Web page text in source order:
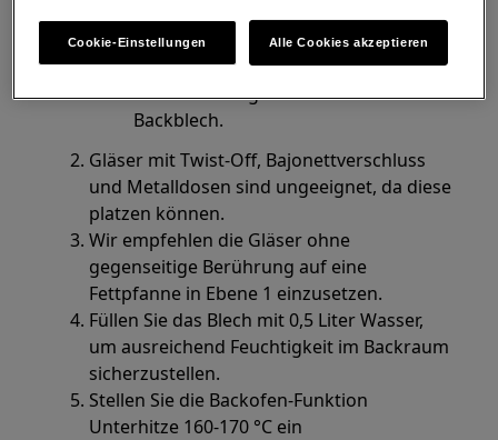
und zugeklammert sein
Stellen Sie nicht mehr als sechs 1-
Liter Einmachgläser auf das
Backblech.
Gläser mit Twist-Off, Bajonettverschluss
und Metalldosen sind ungeeignet, da diese
platzen können.
Wir empfehlen die Gläser ohne
gegenseitige Berührung auf eine
Fettpfanne in Ebene 1 einzusetzen.
Füllen Sie das Blech mit 0,5 Liter Wasser,
um ausreichend Feuchtigkeit im Backraum
sicherzustellen.
Stellen Sie die Backofen-Funktion
Unterhitze 160-170 °C ein
Cookie-Einstellungen Alle Cookies akzeptieren